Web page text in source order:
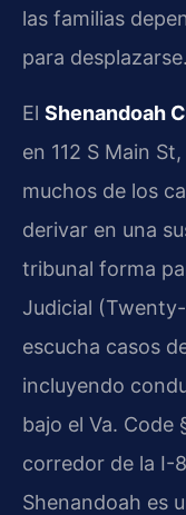
las familias
para desplazarse.
El Shenandoah
en 112 S Main
muchos de los
derivar en una
tribunal forma
Judicial
escucha casos
incluyendo
bajo el Va. Code
corredor de la I-
Shenandoah es